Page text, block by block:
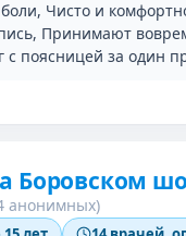
Чисто и
Принимают
с поясницей за один
Боровском
анонимных)